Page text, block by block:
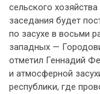
сельского
заседания будет
по засухе в восьми
западных —
отметил Геннадий
и атмосферной
республики, где